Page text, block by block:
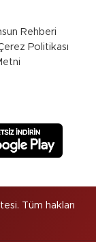
Rehberi
Politikası
Tüm hakları